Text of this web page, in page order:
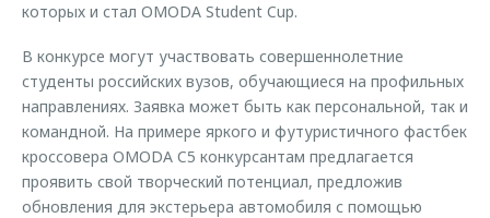
которых и стал OMODA Student Cup.
В конкурсе могут участвовать совершеннолетние
студенты российских вузов, обучающиеся на профильных
направлениях. Заявка может быть как персональной, так и
командной. На примере яркого и футуристичного фастбек
кроссовера OMODA C5 конкурсантам предлагается
проявить свой творческий потенциал, предложив
обновления для экстерьера автомобиля с помощью